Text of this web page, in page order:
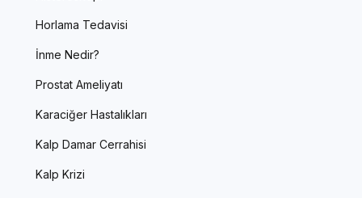
Horlama Tedavisi
İnme Nedir?
Prostat Ameliyatı
Karaciğer Hastalıkları
Kalp Damar Cerrahisi
Kalp Krizi